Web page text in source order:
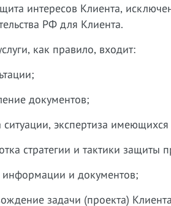
интересов Клиента,
РФ для Клиента.
как правило, входит:
документов;
экспертиза
стратегии и тактики защиты
информации и документов;
задачи (проекта)